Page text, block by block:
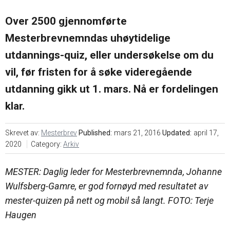
Mestermerket
er
beskyttet
Kontakt
oss
Nyheter
Velg
alltid en
mester
Mesterbrevnemndas
årsrapporter
i
markedsføring
|
Studieplaner
mesterbrev
mesterbrev
Ofte
stilte
spørsmål
Over 2500 gjennomførte
Mesterbrevnemndas uhøytidelige
utdannings-quiz, eller undersøkelse om du
vil, før fristen for å søke videregående
utdanning gikk ut 1. mars. Nå er fordelingen
klar.
Skrevet av: Mesterbrev Published: mars 21, 2016 Updated: april 17,
2020
Category: Arkiv
MESTER: Daglig leder for Mesterbrevnemnda, Johanne
Wulfsberg-Gamre, er god fornøyd med resultatet av
mester-quizen på nett og mobil så langt. FOTO: Terje
Haugen